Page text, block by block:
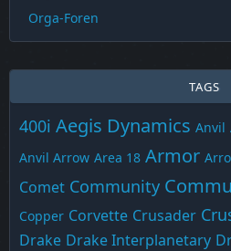
Orga-Foren
TAGS
400i Aegis Dynamics Anvil
Anvil Arrow Area 18 Armor
Comet Community
Copper Corvette Crusader
Drake Drake Interplanetary